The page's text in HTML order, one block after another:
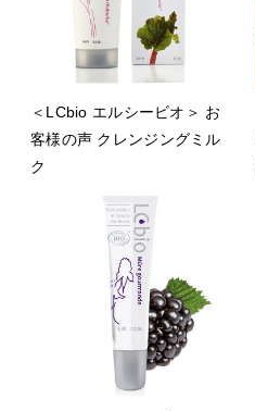
＜LCbio エルシービオ＞ お
客様の声 クレンジングミル
ク